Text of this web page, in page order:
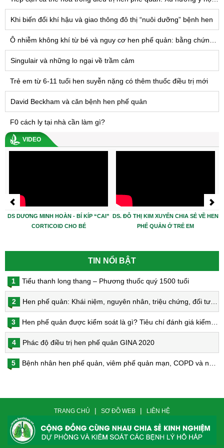
Khi biến đổi khí hậu và giao thông đô thị “nuôi dưỡng” bệnh hen
Ô nhiễm không khí từ bé và nguy cơ hen phế quản: bằng chứng mới
Singulair và những lo ngại về trầm cảm
Trẻ em từ 6-11 tuổi hen suyễn nặng có thêm thuốc điều trị mới
David Beckham và căn bệnh hen phế quản
F0 cách ly tại nhà cần làm gì?
VIDEO
DS DƯƠNG MINH HOÀN - BÍ KÍP “CAI”
CORTICOID CHO BÉ
DS. ĐỖ THỊ KIM XUYẾN CHIA SẺ VỀ HEN
PHẾ QUẢN Ở TRẺ EM
TIN NỔI BẬT
1 Tiểu thanh long thang – Phương thuốc quý 1500 tuổi
2 Hen phế quản: Khái niệm, nguyên nhân, triệu chứng, đối tượng nguy cơ, phòng bệnh, chẩn đoán và điều trị hen phế quản
3 Hen phế quản được kiểm soát là gì? Tiêu chí đánh giá kiểm soát hen
4 Phác độ điều trị hen phế quản GINA 2020
5 Bệnh nhân hen phế quản, viêm phế quản mạn, COPD và nguy cơ nhiễm virus Corona
TRANG CHỦ | SƠ ĐỒ WEB | LIÊN HỆ